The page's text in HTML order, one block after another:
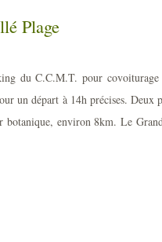
Plage
du C.C.M.T. pour covoiturage
un départ à 14h précises. Deux
environ 8km. Le